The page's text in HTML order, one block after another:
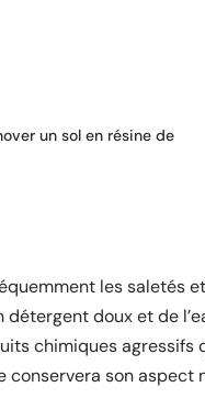
un sol en résine de
les saletés
détergent doux et de
chimiques
conservera son aspect